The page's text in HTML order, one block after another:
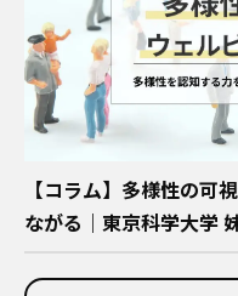
【コラム】多様性の可
ながる｜東京科学大学